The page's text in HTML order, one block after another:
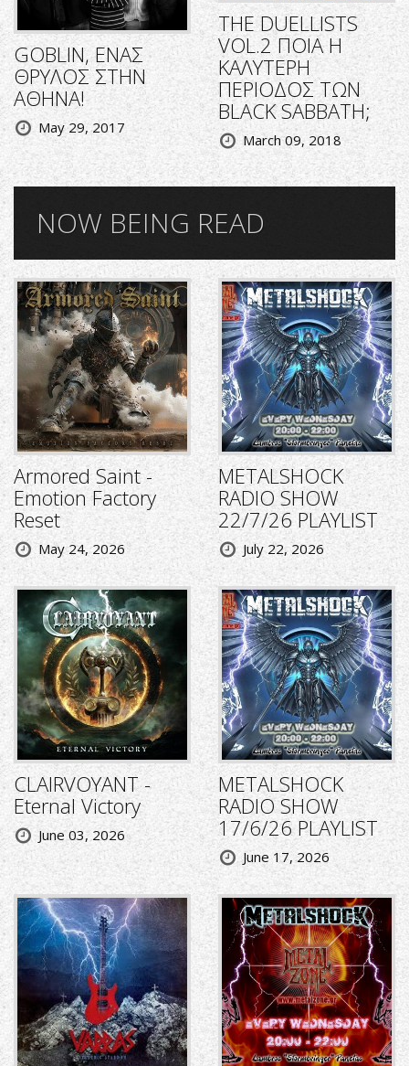
GOBLIN, ΕΝΑΣ
ΘΡΥΛΟΣ ΣΤΗΝ
ΑΘΗΝΑ!
May 29, 2017
THE DUELLISTS
VOL.2 ΠΟΙΑ Η
ΚΑΛΥΤΕΡΗ
ΠΕΡΙΟΔΟΣ ΤΩΝ
BLACK SABBATH;
March 09, 2018
NOW BEING READ
Armored Saint -
Emotion Factory
Reset
May 24, 2026
METALSHOCK
RADIO SHOW
22/7/26 PLAYLIST
July 22, 2026
CLAIRVOYANT -
Eternal Victory
June 03, 2026
METALSHOCK
RADIO SHOW
17/6/26 PLAYLIST
June 17, 2026